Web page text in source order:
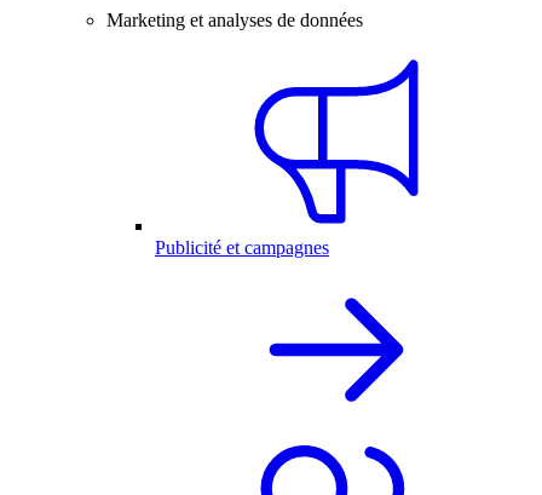
Marketing et analyses de données
Publicité et campagnes